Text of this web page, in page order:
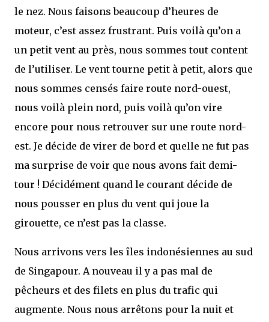
le nez. Nous faisons beaucoup d’heures de
moteur, c’est assez frustrant. Puis voilà qu’on a
un petit vent au près, nous sommes tout content
de l’utiliser. Le vent tourne petit à petit, alors que
nous sommes censés faire route nord-ouest,
nous voilà plein nord, puis voilà qu’on vire
encore pour nous retrouver sur une route nord-
est. Je décide de virer de bord et quelle ne fut pas
ma surprise de voir que nous avons fait demi-
tour ! Décidément quand le courant décide de
nous pousser en plus du vent qui joue la
girouette, ce n’est pas la classe.
Nous arrivons vers les îles indonésiennes au sud
de Singapour. A nouveau il y a pas mal de
pêcheurs et des filets en plus du trafic qui
augmente. Nous nous arrêtons pour la nuit et